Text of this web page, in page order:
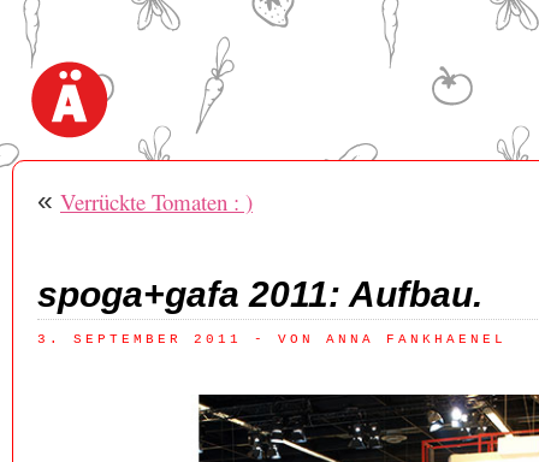
« Verrückte Tomaten : )
spoga+gafa 2011: Aufbau.
3. SEPTEMBER 2011 - VON ANNA FANKHAENEL